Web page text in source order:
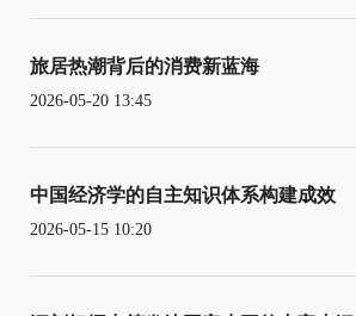
旅居热潮背后的消费新蓝海
2026-05-20 13:45
中国经济学的自主知识体系构建成效
2026-05-15 10:20